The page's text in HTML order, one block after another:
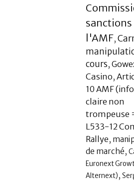
sanctions
l'AMF,
cours,
Casino,
10 AMF
claire non
trompeuse
L533-12
Rallye,
de marché,
Euronext
Alternext),